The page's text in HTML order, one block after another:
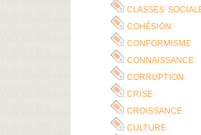
classes
cohésion
conformisme
connaissance
corruption
crise
croissance
culture